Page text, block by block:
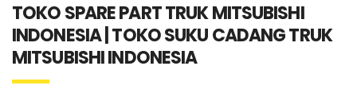
TOKO SPARE PART TRUK MITSUBISHI
INDONESIA | TOKO SUKU CADANG TRUK
MITSUBISHI INDONESIA